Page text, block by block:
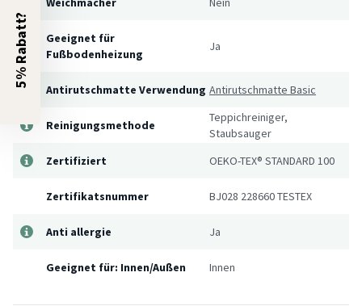
Geeignet für
Fußbodenheizung
Ja
Antirutschmatte Verwendung Antirutschmatte Basic
Reinigungsmethode
Teppichreiniger,
Staubsauger
Zertifiziert
OEKO-TEX® STANDARD 100
Zertifikatsnummer BJ028 228660 TESTEX
Anti allergie Ja
Geeignet für: Innen/Außen Innen
5% Rabatt?